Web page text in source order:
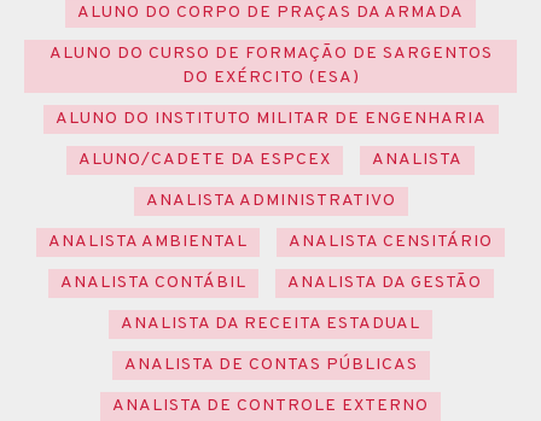
ALUNO DO CORPO DE PRAÇAS DA ARMADA
ALUNO DO CURSO DE FORMAÇÃO DE SARGENTOS
DO EXÉRCITO (ESA)
ALUNO DO INSTITUTO MILITAR DE ENGENHARIA
ALUNO/CADETE DA ESPCEX
ANALISTA
ANALISTA ADMINISTRATIVO
ANALISTA AMBIENTAL
ANALISTA CENSITÁRIO
ANALISTA CONTÁBIL
ANALISTA DA GESTÃO
ANALISTA DA RECEITA ESTADUAL
ANALISTA DE CONTAS PÚBLICAS
ANALISTA DE CONTROLE EXTERNO